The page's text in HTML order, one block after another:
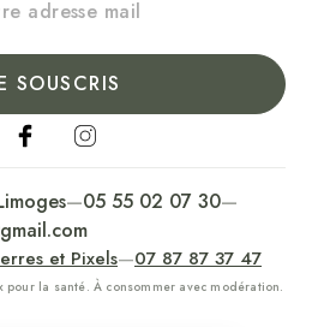
SOUSCRIS
—05 55 02 07 30—
et Pixels—07 87 87 37 47
la santé. À consommer avec modération.